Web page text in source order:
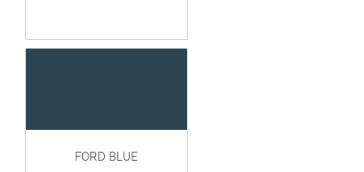
FORD BLUE